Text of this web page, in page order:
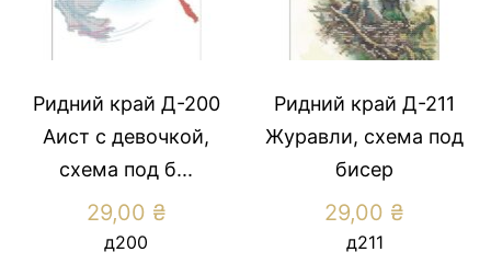
Ридний край Д-200
Аист с девочкой,
схема под б...
29,00 ₴
д200
Ридний край Д-211
Журавли, схема под
бисер
29,00 ₴
д211